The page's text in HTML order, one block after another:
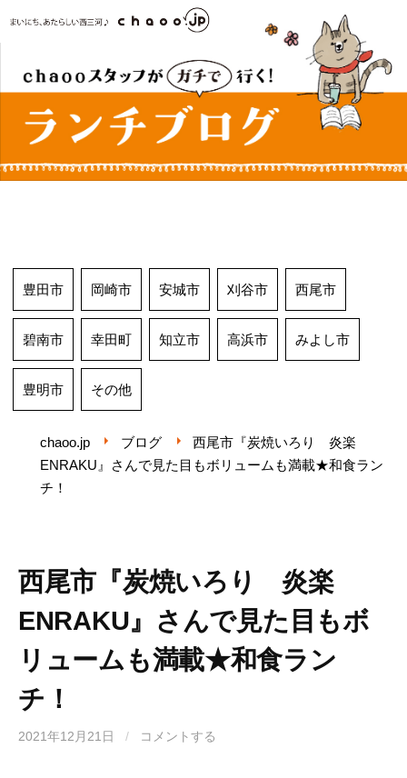
キ
豊田市 岡崎市 安城市 刈谷市 西尾市
碧南市 幸田町 知立市 高浜市 みよし市
豊明市 その他
chaoo.jp ブログ
西尾市『炭焼いろり 炎楽
ENRAKU』さんで見た目もボリュームも満載★和食ラン
チ！
西尾市『炭焼いろり 炎楽
ENRAKU』さんで見た目もボ
リュームも満載★和食ラン
チ！
2021年12月21日 / コメントする